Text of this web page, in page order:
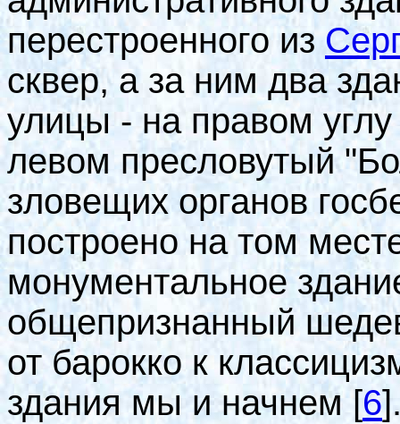
перестроенного из
сквер, а за ним два
улицы - на правом
левом пресловутый
зловещих органов
построено на том
монументальное
общепризнанный
от барокко к
здания мы и начнем [6]